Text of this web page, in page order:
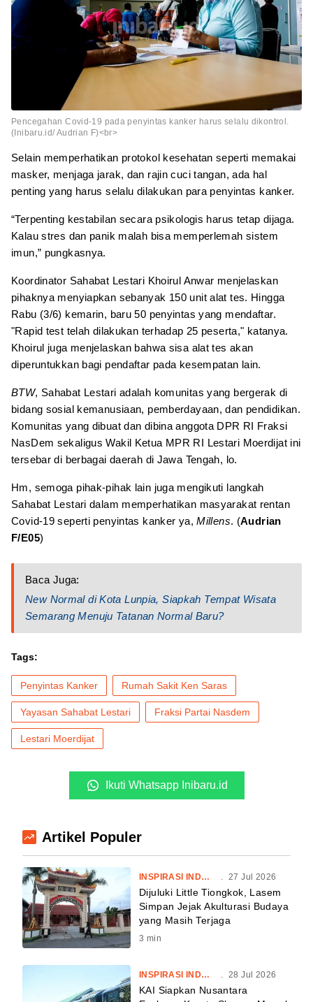
Pencegahan Covid-19 pada penyintas kanker harus selalu dikontrol.
(Inibaru.id/ Audrian F)<br>
Selain memperhatikan protokol kesehatan seperti memakai
masker, menjaga jarak, dan rajin cuci tangan, ada hal
penting yang harus selalu dilakukan para penyintas kanker.
“Terpenting kestabilan secara psikologis harus tetap dijaga.
Kalau stres dan panik malah bisa memperlemah sistem
imun,” pungkasnya.
Koordinator Sahabat Lestari Khoirul Anwar menjelaskan
pihaknya menyiapkan sebanyak 150 unit alat tes. Hingga
Rabu (3/6) kemarin, baru 50 penyintas yang mendaftar.
"Rapid test telah dilakukan terhadap 25 peserta," katanya.
Khoirul juga menjelaskan bahwa sisa alat tes akan
diperuntukkan bagi pendaftar pada kesempatan lain.
BTW, Sahabat Lestari adalah komunitas yang bergerak di
bidang sosial kemanusiaan, pemberdayaan, dan pendidikan.
Komunitas yang dibuat dan dibina anggota DPR RI Fraksi
NasDem sekaligus Wakil Ketua MPR RI Lestari Moerdijat ini
tersebar di berbagai daerah di Jawa Tengah, lo.
Hm, semoga pihak-pihak lain juga mengikuti langkah
Sahabat Lestari dalam memperhatikan masyarakat rentan
Covid-19 seperti penyintas kanker ya,Millens. (Audrian
F/E05)
Baca Juga:
New Normal di Kota Lunpia, Siapkah Tempat Wisata
Semarang Menuju Tatanan Normal Baru?
Tags:
Penyintas Kanker Rumah Sakit Ken Saras
Yayasan Sahabat Lestari Fraksi Partai Nasdem
Lestari Moerdijat
Ikuti Whatsapp Inibaru.id
Artikel Populer
INSPIRASI INDONESIA 27 Jul 2026
Dijuluki Little Tiongkok, Lasem
Simpan Jejak Akulturasi Budaya
yang Masih Terjaga
3 min
INSPIRASI INDONESIA . 28 Jul 2026
KAI Siapkan Nusantara